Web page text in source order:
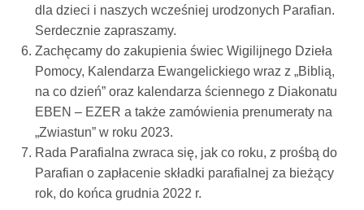
dla dzieci i naszych wcześniej urodzonych Parafian.
Serdecznie zapraszamy.
Zachęcamy do zakupienia świec Wigilijnego Dzieła
Pomocy, Kalendarza Ewangelickiego wraz z „Biblią,
na co dzień” oraz kalendarza ściennego z Diakonatu
EBEN – EZER a także zamówienia prenumeraty na
„Zwiastun” w roku 2023.
Rada Parafialna zwraca się, jak co roku, z prośbą do
Parafian o zapłacenie składki parafialnej za bieżący
rok, do końca grudnia 2022 r.